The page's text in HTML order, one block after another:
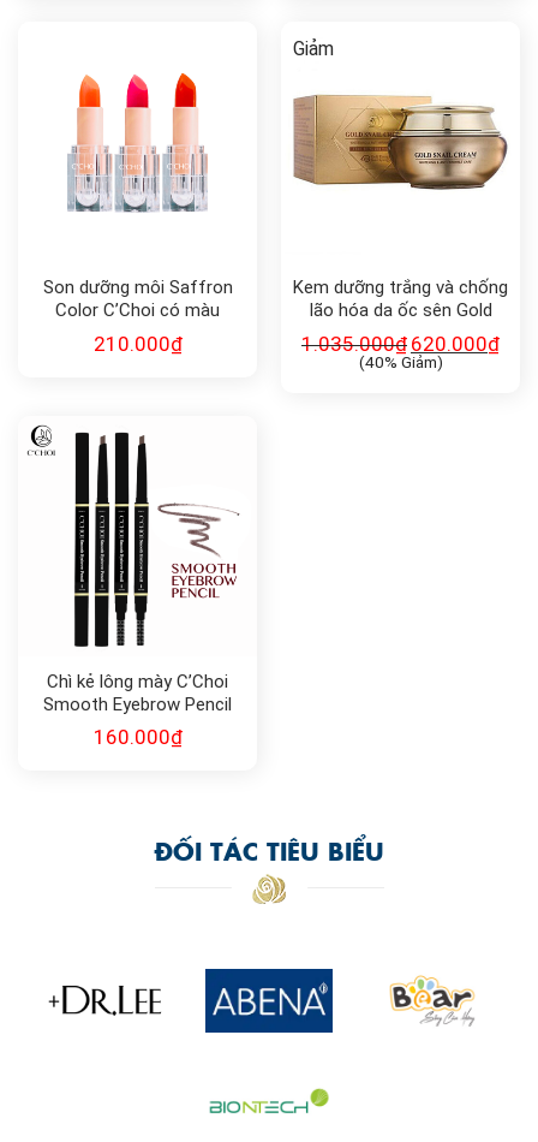
Son dưỡng môi Saffron
Color C’Choi có màu
210.000₫
Giảm
Kem dưỡng trắng và chống
lão hóa da ốc sên Gold
Energy Snail Synergy Gold
Snail Cream 50ml
1.035.000₫ 620.000₫
(40% Giảm)
Chì kẻ lông mày C’Choi
Smooth Eyebrow Pencil
160.000₫
ĐỐI TÁC TIÊU BIỂU